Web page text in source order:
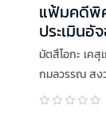
แฟ้มคดีพิ
ประเมินอั
4
มัตสึโอกะ เคสุ
กมลวรรณ สง